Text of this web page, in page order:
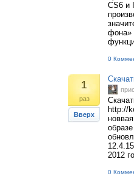
CS6 и
фона»
0
1
раз
Вверх
http://
2012
0